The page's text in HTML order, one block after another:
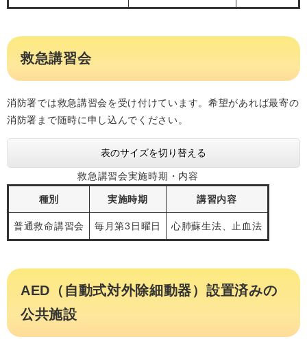
救急講習会
消防署では救急講習会を受け付けています。希望があれば最寄の
消防署まで随時に申し込んでください。
表のサイズを切り替える
救急講習会実施時期・内容
種別 実施時期 講習内容
普通救命講習会 毎月第3日曜日 心肺蘇生法、止血法
AED（自動式対外除細動器）設置済みの
公共施設